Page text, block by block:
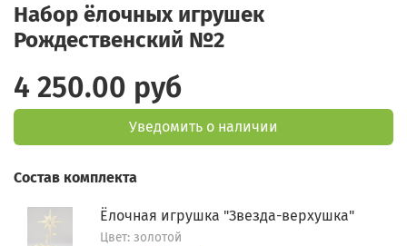
Набор ёлочных игрушек
Рождественский №2
4 250.00 руб
Уведомить о наличии
Состав комплекта
Ёлочная игрушка "Звезда-верхушка"
Цвет: золотой